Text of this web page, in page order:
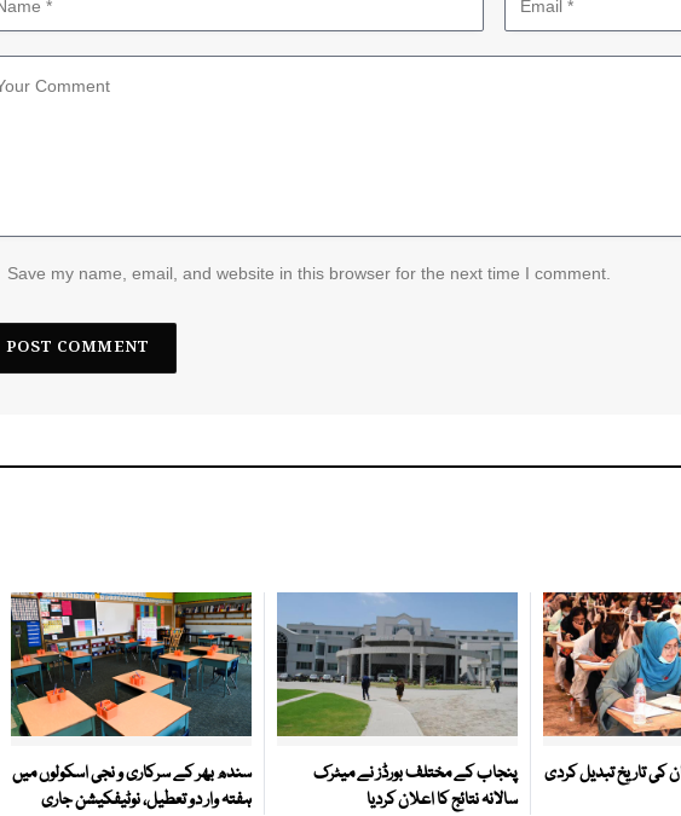
Save my name, email, and website in this browser for the next time I comment.
کی تاریخ تبدیل کردی
پنجاب کے مختلف بورڈز نے میٹرک
سالانہ نتائج کا اعلان کردیا
سندھ بھر کے سرکاری و نجی اسکولوں میں
ہفتہ وار دو تعطیل، نوٹیفکیشن جاری